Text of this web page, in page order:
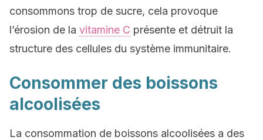
consommons trop de sucre, cela provoque
l’érosion de la vitamine C présente et détruit la
structure des cellules du système immunitaire.
Consommer des boissons
alcoolisées
La consommation de boissons alcoolisées a des